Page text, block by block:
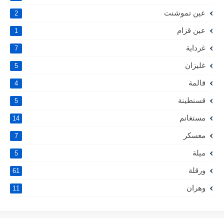
عين تموشنت 2
عين قزام 1
غرداية 7
غليزان 5
قالمة 4
قسنطينة 5
مستغانم 14
معسكر 7
ميلة 5
ورقلة 61
وهران 11